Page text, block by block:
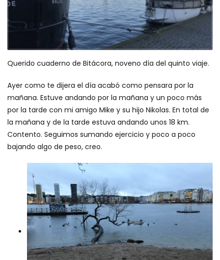
Querido cuaderno de Bitácora, noveno día del quinto viaje.
Ayer como te dijera el día acabó como pensara por la
mañana. Estuve andando por la mañana y un poco más
por la tarde con mi amigo Mike y su hijo Nikolas. En total de
la mañana y de la tarde estuva andando unos 18 km.
Contento. Seguimos sumando ejercicio y poco a poco
bajando algo de peso, creo.